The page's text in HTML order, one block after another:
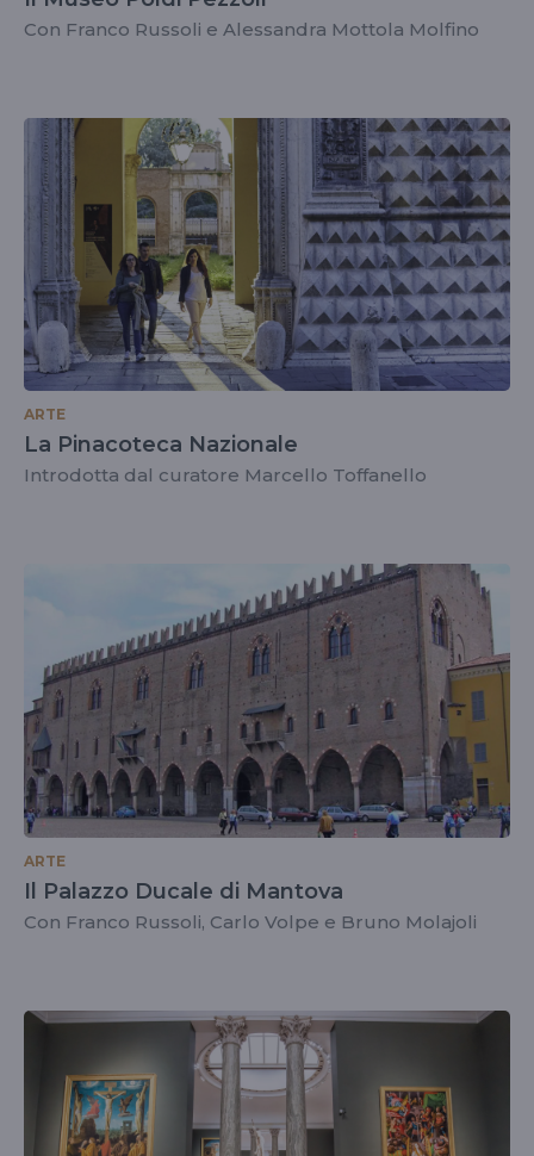
Con Franco Russoli e Alessandra Mottola Molfino
ARTE
La Pinacoteca Nazionale
Introdotta dal curatore Marcello Toffanello
ARTE
Il Palazzo Ducale di Mantova
Con Franco Russoli, Carlo Volpe e Bruno Molajoli